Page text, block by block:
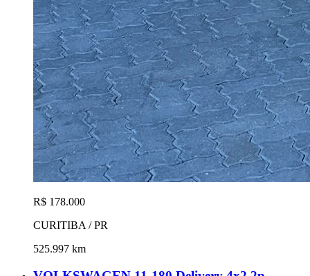
R$ 178.000
CURITIBA / PR
525.997 km